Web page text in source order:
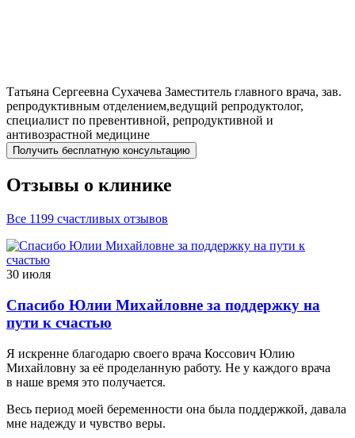
Татьяна Сергеевна Сухачева Заместитель главного врача, зав.
репродуктивным отделением,ведущий репродуктолог,
специалист по превентивной, репродуктивной и
антивозрастной медицине
Получить бесплатную консультацию
Отзывы о клинике
Все 1199 счастливых отзывов
30 июля
Спасибо Юлии Михайловне за поддержку на
пути к счастью
Я искренне благодарю своего врача Коссович Юлию
Михайловну за её проделанную работу. Не у каждого врача
в наше время это получается.
Весь период моей беременности она была поддержкой, давала
мне надежду и чувство веры.